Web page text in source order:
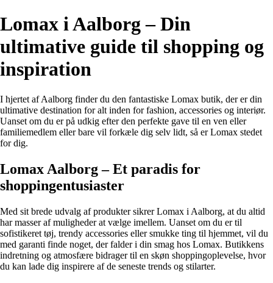
Lomax i Aalborg – Din
ultimative guide til shopping og
inspiration
I hjertet af Aalborg finder du den fantastiske Lomax butik, der er din
ultimative destination for alt inden for fashion, accessories og interiør.
Uanset om du er på udkig efter den perfekte gave til en ven eller
familiemedlem eller bare vil forkæle dig selv lidt, så er Lomax stedet
for dig.
Lomax Aalborg – Et paradis for
shoppingentusiaster
Med sit brede udvalg af produkter sikrer Lomax i Aalborg, at du altid
har masser af muligheder at vælge imellem. Uanset om du er til
sofistikeret tøj, trendy accessories eller smukke ting til hjemmet, vil du
med garanti finde noget, der falder i din smag hos Lomax. Butikkens
indretning og atmosfære bidrager til en skøn shoppingoplevelse, hvor
du kan lade dig inspirere af de seneste trends og stilarter.